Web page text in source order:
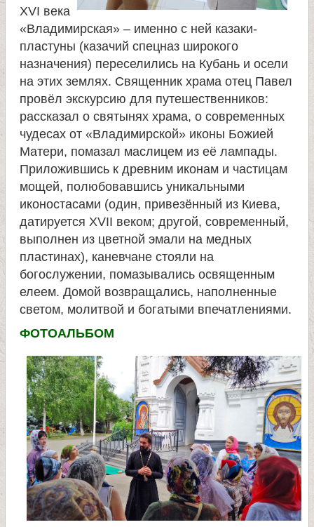
в
к
о
й
XVI века
«Владимирская» – именно с ней казаки-
пластуны (казачий спецназ широкого
назначения) переселились на Кубань и осели
на этих землях. Священник храма отец Павел
провёл экскурсию для путешественников:
рассказал о святынях храма, о современных
чудесах от «Владимирской» иконы Божией
Матери, помазал маслицем из её лампады.
Приложившись к древним иконам и частицам
мощей, полюбовавшись уникальными
иконостасами (один, привезённый из Киева,
датируется XVII веком; другой, современный,
выполнен из цветной эмали на медных
пластинах), каневчане стояли на
богослужении, помазывались освященным
елеем. Домой возвращались, наполненные
светом, молитвой и богатыми впечатлениями.
ФОТОАЛЬБОМ